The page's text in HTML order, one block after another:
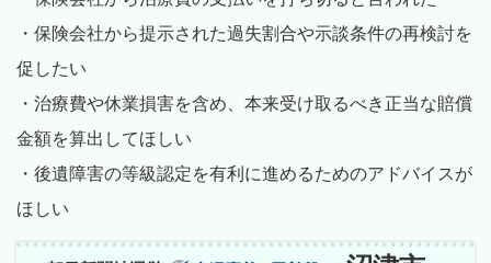
・保険会社から提示された過失割合や示談条件の再検討を
促したい
・治療費や休業損害を含め、本来受け取るべき正当な賠償
金額を算出してほしい
・後遺障害の等級認定を有利に進めるためのアドバイスが
ほしい